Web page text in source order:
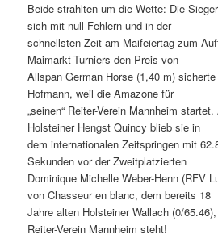
Beide strahlten um die Wette: Die
sich mit null Fehlern und in der
schnellsten Zeit am Maifeiertag zum
Maimarkt-Turniers den Preis von
Allspan German Horse (1,40 m)
Hofmann, weil die Amazone für
„seinen“ Reiter-Verein Mannheim
Holsteiner Hengst Quincy blieb sie in
dem internationalen Zeitspringen mit
Sekunden vor der Zweitplatzierten
Dominique Michelle Weber-Henn (RFV
von Chasseur en blanc, dem bereits 18
Jahre alten Holsteiner Wallach (0/
Reiter-Verein Mannheim steht!